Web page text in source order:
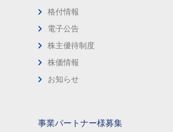
格付情報
電子公告
株主優待制度
株価情報
お知らせ
事業パートナー様募集